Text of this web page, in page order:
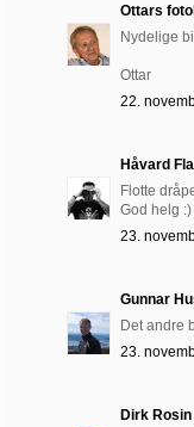
Ottars
Nydelige
Ottar
22.
Håvard
Flotte
God helg :)
23.
Gunnar
Det andre
23.
Dirk Rosin